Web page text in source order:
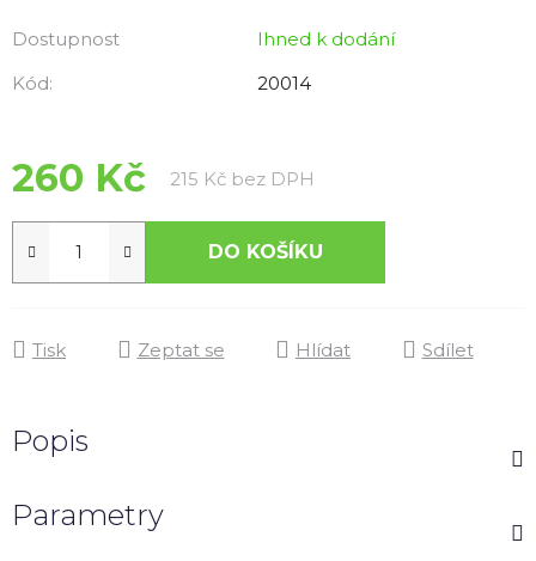
5,0
z
Dostupnost
Ihned k dodání
Kód:
20014
260 Kč 215 Kč bez DPH
DO KOŠÍKU
Tisk Zeptat se Hlídat Sdílet
Popis
Parametry